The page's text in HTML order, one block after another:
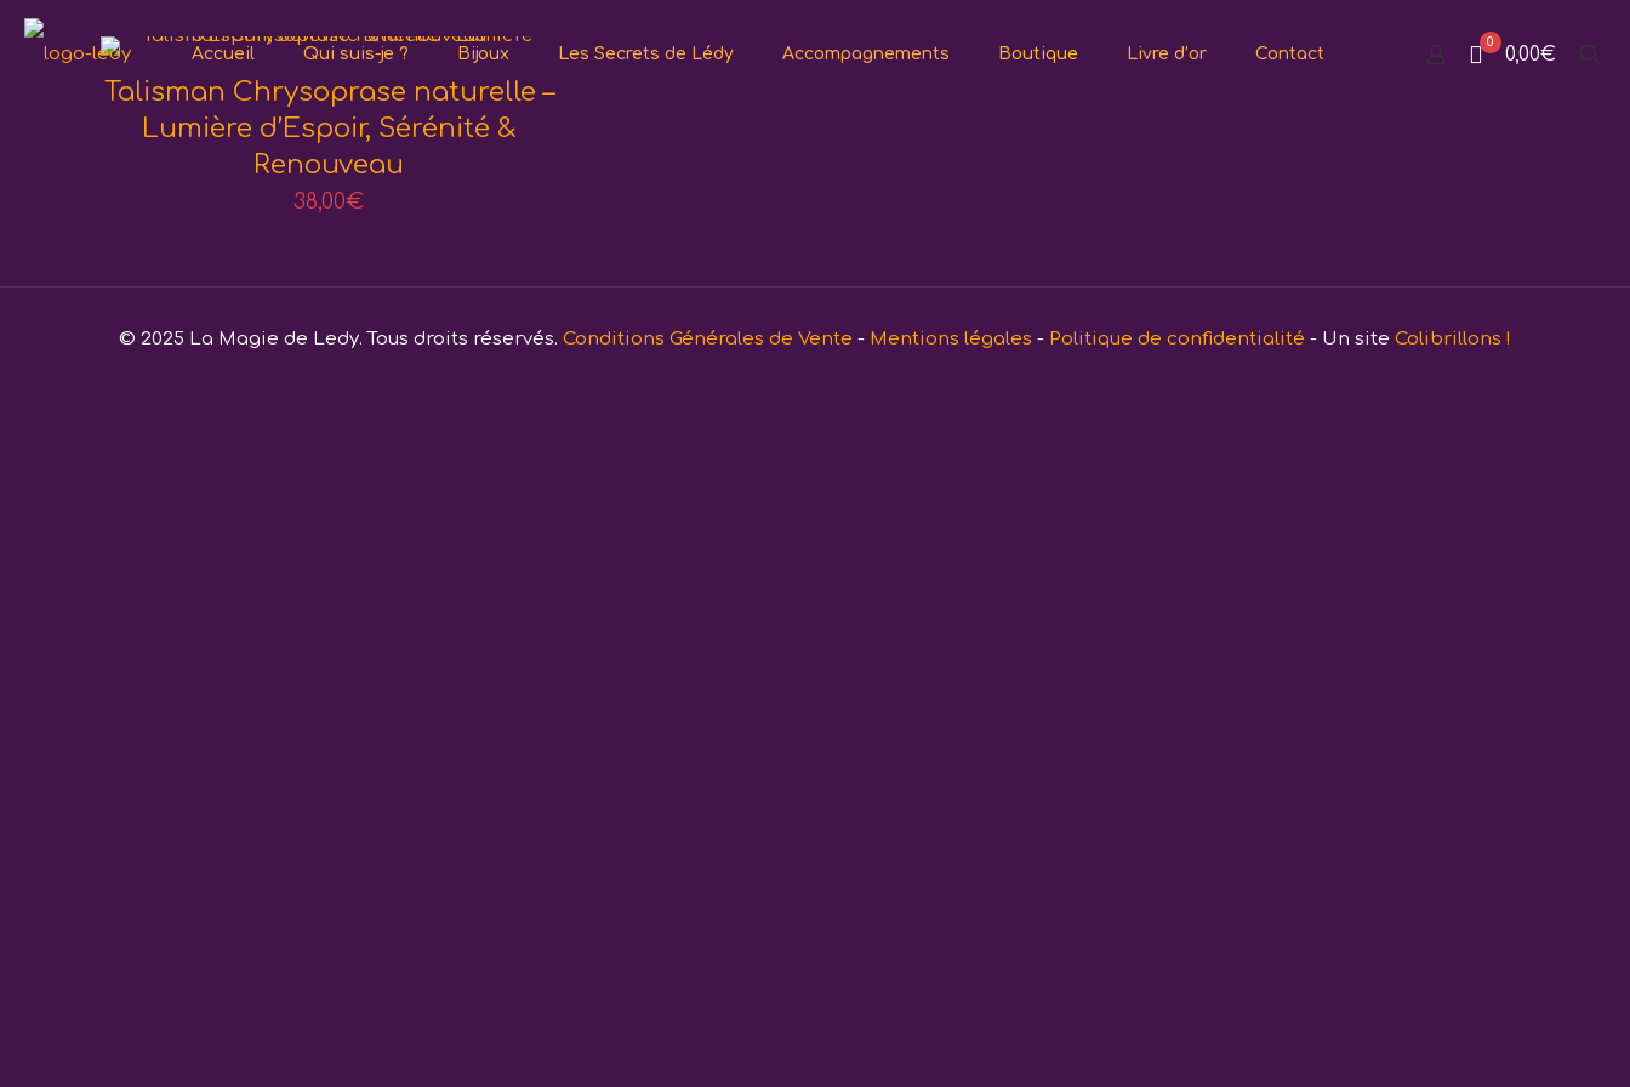
Accueil Qui suis-je ? Bijoux Les Secrets de Lédy Accompagnements Boutique Livre d’or Contact
0
0,00€
Talisman Chrysoprase naturelle –
Lumière d’Espoir, Sérénité &
Renouveau
38,00€
© 2025 La Magie de Ledy. Tous droits réservés. Conditions Générales de Vente - Mentions légales - Politique de confidentialité - Un site Colibrillons !